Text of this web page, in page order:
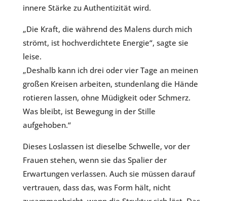
innere Stärke zu Authentizität wird.
„Die Kraft, die während des Malens durch mich
strömt, ist hochverdichtete Energie“, sagte sie
leise.
„Deshalb kann ich drei oder vier Tage an meinen
großen Kreisen arbeiten, stundenlang die Hände
rotieren lassen, ohne Müdigkeit oder Schmerz.
Was bleibt, ist Bewegung in der Stille
aufgehoben.“
Dieses Loslassen ist dieselbe Schwelle, vor der
Frauen stehen, wenn sie das Spalier der
Erwartungen verlassen. Auch sie müssen darauf
vertrauen, dass das, was Form hält, nicht